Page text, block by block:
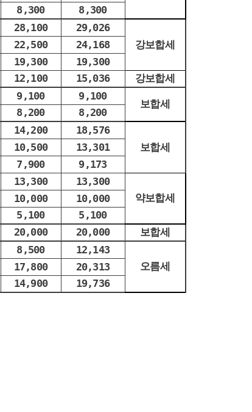
8,300 8,300
28,100
29,026
강보합세
22,500
24,168
19,300
19,300
12,100 15,036 강보합세
9,100 9,100
보합세
8,200 8,200
14,200
18,576
보합세
10,500
13,301
7,900 9,173
13,300
13,300
약보합세
10,000
10,000
5,100
5,100
20,000 20,000 보합세
8,500
12,143
오름세
17,800
20,313
14,900 19,736